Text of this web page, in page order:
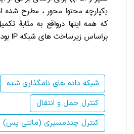
یکپارچه محتوا محور ، مطرح شده
که همه اینها درواقع به مثابۀ
براساس زیرساخت های شبکهIP
شبکه داده های نامگذاری شده
کنترل حمل و انتقال
کنترل چندمسیری (مالتی پس)